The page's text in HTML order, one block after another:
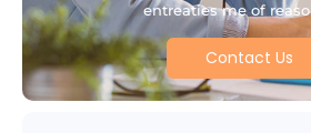
entreaties me of
Contact Us